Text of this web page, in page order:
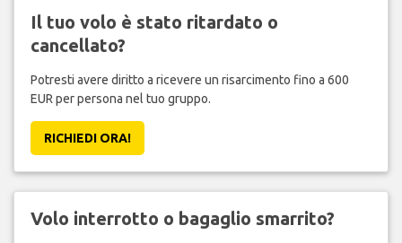
Il tuo volo è stato ritardato o
cancellato?
Potresti avere diritto a ricevere un risarcimento fino a 600
EUR per persona nel tuo gruppo.
RICHIEDI ORA!
Volo interrotto o bagaglio smarrito?